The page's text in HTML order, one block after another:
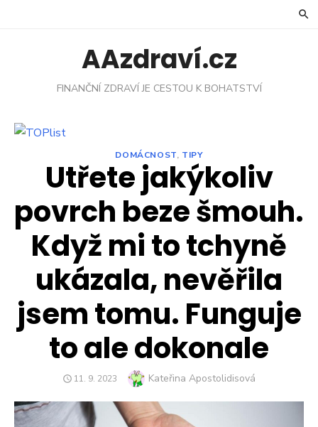
AAzdraví.cz
FINANČNÍ ZDRAVÍ JE CESTOU K BOHATSTVÍ
DOMÁCNOST, TIPY
Utřete jakýkoliv
povrch beze šmouh.
Když mi to tchyně
ukázala, nevěřila
jsem tomu. Funguje
to ale dokonale
POSTED
11. 9. 2023 Author
Kateřina Apostolidisová